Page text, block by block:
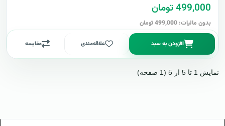
499,000 تومان
بدون مالیات: 499,000 تومان
افزودن به سبد علاقه‌مندی مقایسه
نمایش 1 تا 5 از 5 (1 صفحه)